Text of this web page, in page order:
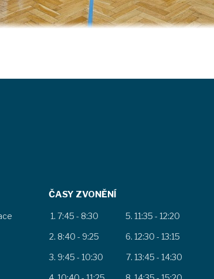
ČASY ZVONĚNÍ
7:45 - 8:30
8:40 - 9:25
9:45 - 10:30
11:35 - 12:20
12:30 - 13:15
13:45 - 14:30